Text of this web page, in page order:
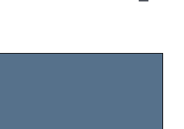
Toggle